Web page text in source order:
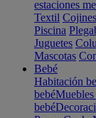
estaciones
Textil
Piscina
Juguetes
Mascotas
Bebé
Habitación
bebéMuebles
bebé